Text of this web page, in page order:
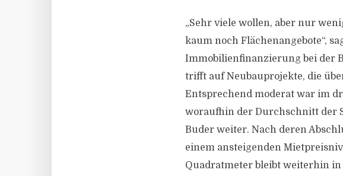
„Sehr viele wollen, aber nur
kaum noch Flächenangebote“,
Immobilienfinanzierung bei der
trifft auf Neubauprojekte, die
Entsprechend moderat war im
woraufhin der Durchschnitt der
Buder weiter. Nach deren
einem ansteigenden
Quadratmeter bleibt weiterhin